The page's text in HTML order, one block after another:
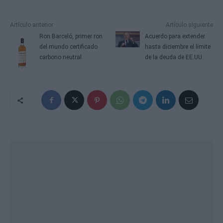
Artículo anterior
Ron Barceló, primer ron
del mundo certificado
carbono neutral
Artículo siguiente
Acuerdo para extender
hasta diciembre el límite
de la deuda de EE.UU.